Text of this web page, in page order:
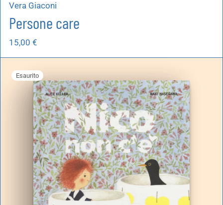
Vera Giaconi
Persone care
15,00 €
Esaurito